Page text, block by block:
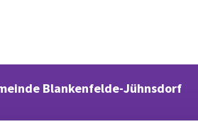
Blankenfelde-Jühnsdorf